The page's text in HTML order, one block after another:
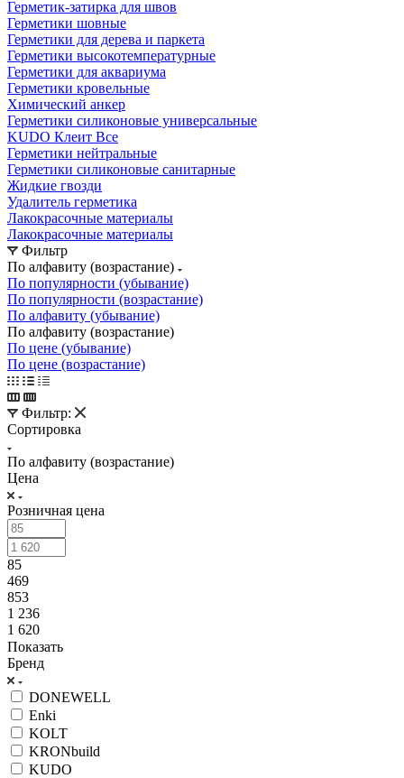
Герметик-затирка для швов
Герметики шовные
Герметики для дерева и паркета
Герметики высокотемпературные
Герметики для аквариума
Герметики кровельные
Химический анкер
Герметики силиконовые универсальные
KUDO Клеит Все
Герметики нейтральные
Герметики силиконовые санитарные
Жидкие гвозди
Удалитель герметика
Лакокрасочные материалы
Лакокрасочные материалы
Фильтр
По алфавиту (возрастание)
По популярности (убывание)
По популярности (возрастание)
По алфавиту (убывание)
По алфавиту (возрастание)
По цене (убывание)
По цене (возрастание)
Фильтр:
Сортировка
По алфавиту (возрастание)
Цена
Розничная цена
85
469
853
1 236
1 620
Показать
Бренд
DONEWELL
Enki
KOLT
KRONbuild
KUDO